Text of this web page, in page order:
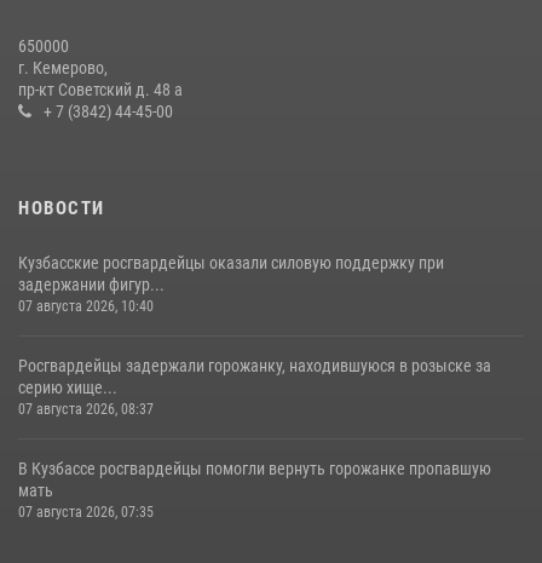
гипермаркета товары на 13 тысяч рублей (ВИДЕО)
16 июля 2026, 06:43
650000
г. Кемерово,
пр-кт Советский д. 48 а
+ 7 (3842) 44-45-00
НОВОСТИ
Кузбасские росгвардейцы оказали силовую поддержку при
задержании фигур...
07 августа 2026, 10:40
Росгвардейцы задержали горожанку, находившуюся в розыске за
серию хище...
07 августа 2026, 08:37
В Кузбассе росгвардейцы помогли вернуть горожанке пропавшую
мать
07 августа 2026, 07:35